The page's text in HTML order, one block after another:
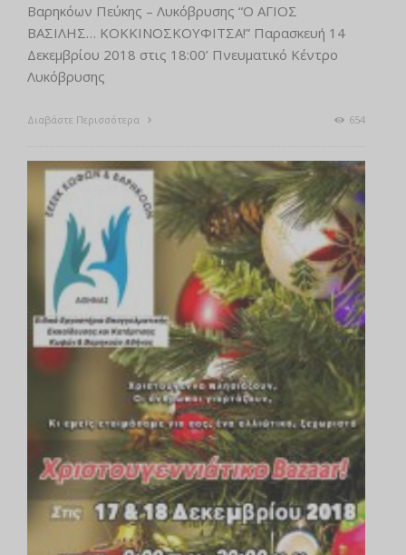
Βαρηκόων Πεύκης – Λυκόβρυσης “Ο ΑΓΙΟΣ
ΒΑΣΙΛΗΣ… ΚΟΚΚΙΝΟΣΚΟΥΦΙΤΣΑ!” Παρασκευή 14
Δεκεμβρίου 2018 στις 18:00’ Πνευματικό Κέντρο
Λυκόβρυσης
Διαβάστε Περισσότερα 654